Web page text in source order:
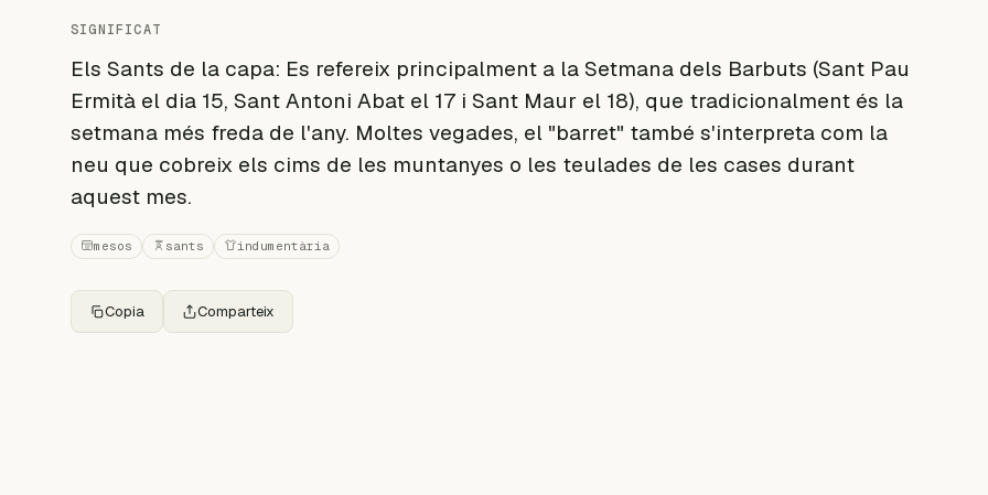
SIGNIFICAT
Els Sants de la capa: Es refereix principalment a la Setmana dels Barbuts (Sant Pau
Ermità el dia 15, Sant Antoni Abat el 17 i Sant Maur el 18), que tradicionalment és la
setmana més freda de l'any. Moltes vegades, el "barret" també s'interpreta com la
neu que cobreix els cims de les muntanyes o les teulades de les cases durant
aquest mes.
mesos sants indumentària
Copia Comparteix